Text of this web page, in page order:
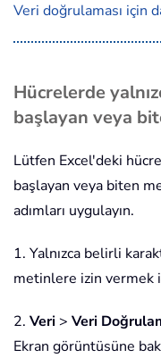
Veri doğrulaması için
Hücrelerde
başlayan veya
Lütfen Excel'deki
başlayan veya biten
adımları uygulayın.
1. Yalnızca belirli
metinlere izin vermek
2. Veri > Veri
Ekran görüntüsüne